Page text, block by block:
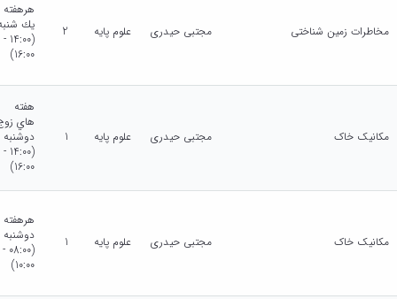
مخاطرات زمین شناختی مجتبی حیدری علوم پایه 2
هرهفته
يك
(14:00 -
16:00)
مکانیک خاک مجتبی حیدری علوم پایه 1
هفته
هاي
دوشنبه
(14:00 -
16:00)
مکانیک خاک مجتبی حیدری علوم پایه 1
هرهفته
دوشنبه
(08:00 -
10:00)